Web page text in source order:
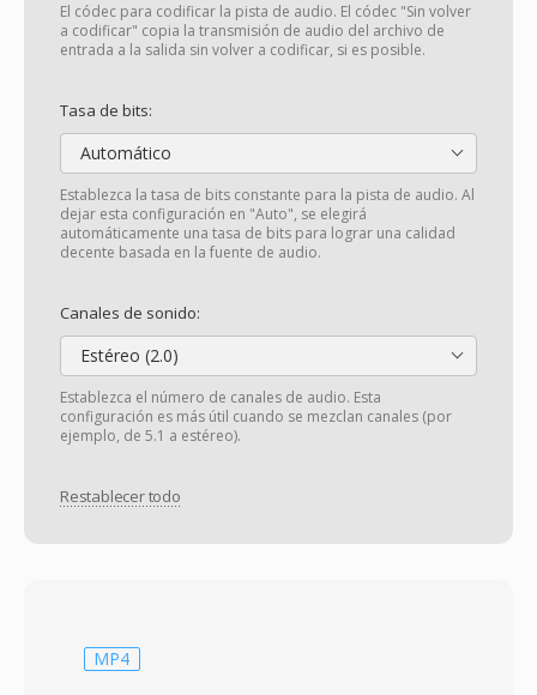
El códec para codificar la pista de audio. El códec "Sin volver
a codificar" copia la transmisión de audio del archivo de
entrada a la salida sin volver a codificar, si es posible.
Tasa de bits:
Automático
Establezca la tasa de bits constante para la pista de audio. Al
dejar esta configuración en "Auto", se elegirá
automáticamente una tasa de bits para lograr una calidad
decente basada en la fuente de audio.
Canales de sonido:
Estéreo (2.0)
Establezca el número de canales de audio. Esta
configuración es más útil cuando se mezclan canales (por
ejemplo, de 5.1 a estéreo).
Restablecer todo
MP4